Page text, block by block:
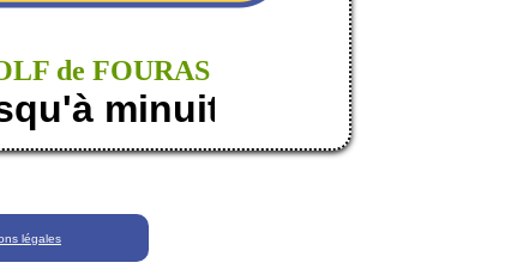
de FOURAS
minuit tous les jours
légales